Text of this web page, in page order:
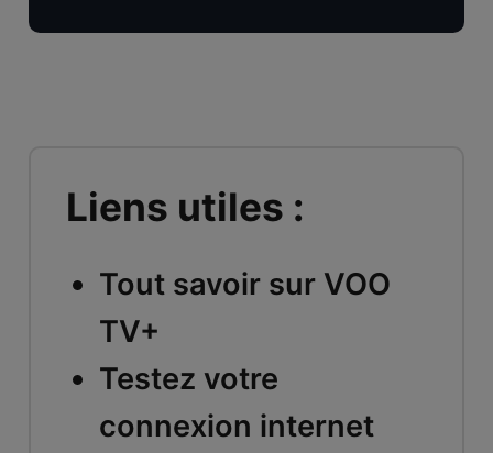
Liens utiles :
Tout savoir sur VOO
TV+
Testez votre
connexion internet